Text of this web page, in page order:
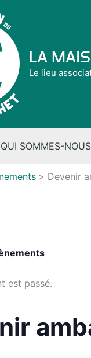
La
Le lieu
QUI SOMMES-
Devenir
est passé.